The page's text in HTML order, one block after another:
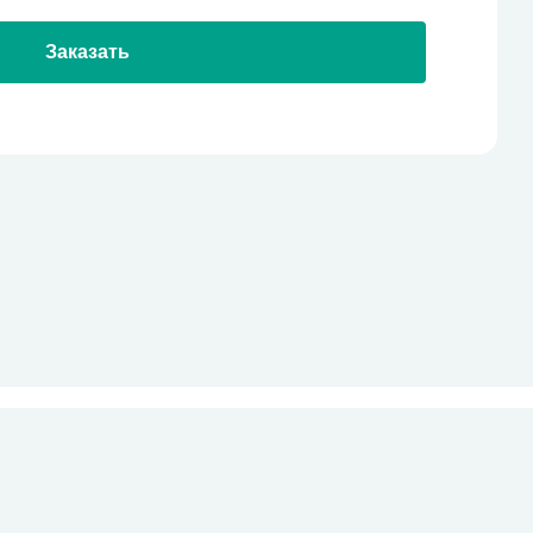
Заказать